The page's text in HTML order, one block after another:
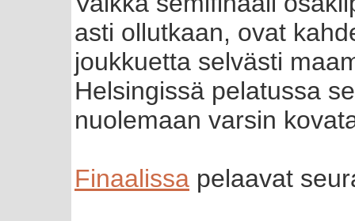
asti ollutkaan, ovat
joukkuetta selvästi
Helsingissä pelatussa
nuolemaan varsin
Finaalissa pelaavat